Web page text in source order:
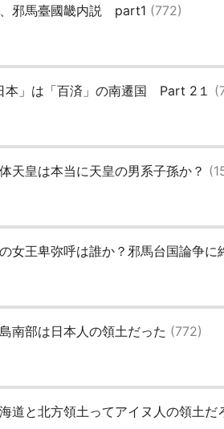
邪馬臺國畿内説 part1 (772)
本」は「百済」の南遷国 Part 2１
天皇は本当に天皇の男系子孫か？
女王卑弥呼は誰か？邪馬台国論争に
南部は日本人の領土だった (772)
道と北方領土ってアイヌ人の領土だ